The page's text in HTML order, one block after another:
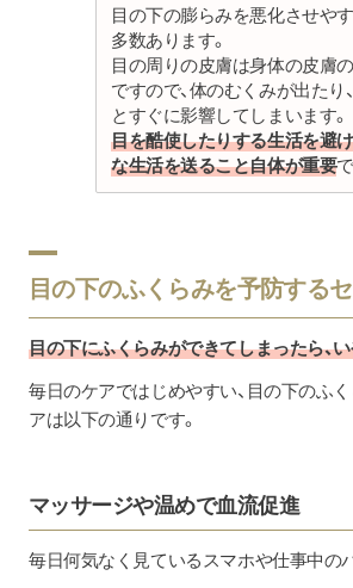
目の下の膨らみを悪化させや
多数あります。
目の周りの皮膚は身体の皮膚
ですので、体のむくみが出たり
とすぐに影響してしまいます。
目を酷使したりする生活を避
な生活を送ること自体が重要
目の下のふくらみを予防する
目の下にふくらみができてしまったら、
毎日のケアではじめやすい、目の下のふ
アは以下の通りです。
マッサージや温めで血流促進
毎日何気なく見ているスマホや仕事中の